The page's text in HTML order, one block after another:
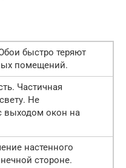
быстро теряют
помещений.
Частичная
Не
выходом окон на
настенного
стороне.